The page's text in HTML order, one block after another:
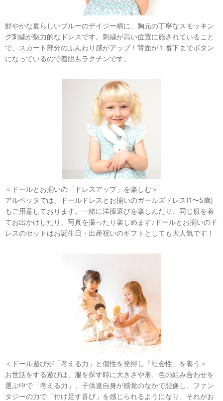
鮮やかな夏らしいブルーのデイジー柄に、胸元の丁寧なスモッキン
グ刺繍が魅力的なドレスです。刺繍が高い位置に施されていること
で、スカート部分のふんわり感がアップ！背面が１番下までボタン
になっているので着脱もラクチンです。
＜ドールとお揃いの「ドレスアップ」を楽しむ＞
アルベッタでは、ドールドレスとお揃いのガールズドレス(1〜5歳)
もご用意しております。一緒に洋服選びを楽しんだり、同じ服を着
てお出かけしたり、写真を撮ったり楽しめます♪ドールとお揃いのド
レスのセットはお誕生日・出産祝いのギフトとしても大人気です！
＜ドール遊びが「考える力」と個性を発揮し「社会性」を養う＞
お世話をする遊びは、服を探す時に大きさや形、色の組み合わせを
選ぶ中で「考える力」、子供達自身が感覚のなかで想像し、ファン
タジーの力で「付け足す喜び」を感じられるようになり、それがお